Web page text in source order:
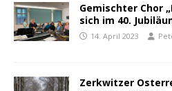
Gemischter Chor
sich im 40.
14. April 2023
Zerkwitzer